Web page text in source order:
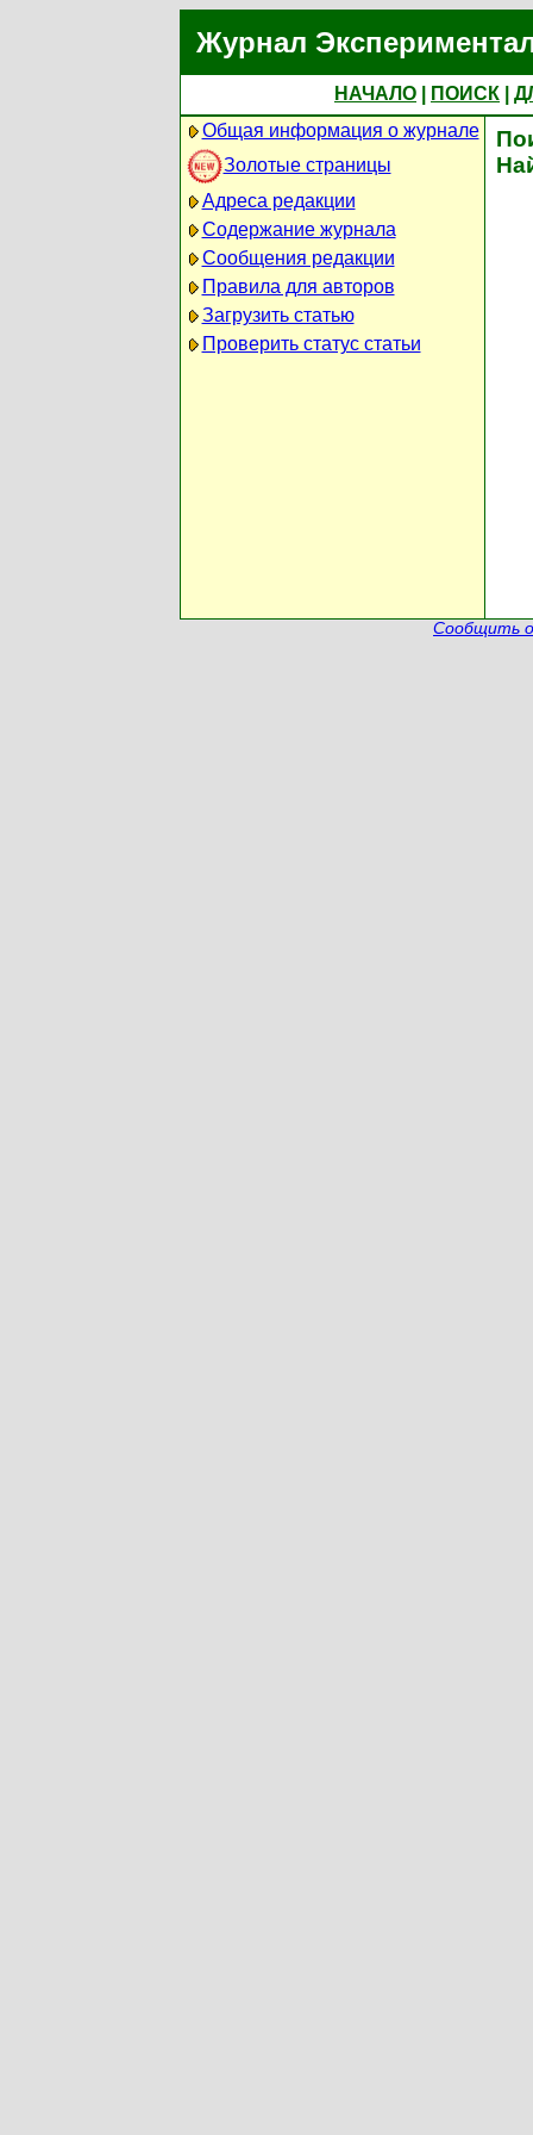
Журнал
НАЧАЛО ПОИСК
Общая информация о журнале
Золотые страницы
Адреса редакции
Содержание журнала
Сообщения редакции
Правила для авторов
Загрузить статью
Проверить статус статьи
Сообщить о